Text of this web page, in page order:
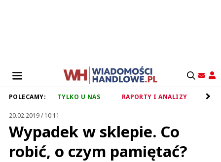
POLECAMY: TYLKO U NAS RAPORTY I ANALIZY
20.02.2019 / 10:11
Wypadek w sklepie. Co
robić, o czym pamiętać?